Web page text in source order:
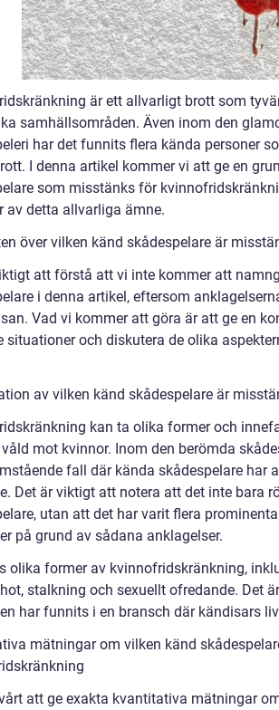
är ett allvarligt brott som
samhällsområden. Även inom den
har det funnits flera kända personer
I denna artikel kommer vi att ge en
som misstänks för
av detta allvarliga ämne.
över vilken känd skådespelare är
att förstå att vi inte kommer att
i denna artikel, eftersom
Vad vi kommer att göra är att ge en
situationer och diskutera de olika
av vilken känd skådespelare är
kan ta olika former och
mot kvinnor. Inom den berömda
fall där kända skådespelare har
Det är viktigt att notera att det inte bara
utan att det har varit flera
på grund av sådana anklagelser.
olika former av kvinnofridskränkning,
stalkning och sexuellt ofredande. Det
har funnits i en bransch där kändisars
mätningar om vilken känd
att ge exakta kvantitativa mätningar